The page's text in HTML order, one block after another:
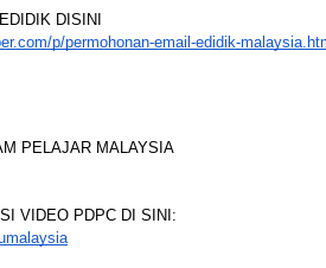
DISINI
p/permohonan-email-edidik-
PELAJAR MALAYSIA
VIDEO PDPC DI SINI: